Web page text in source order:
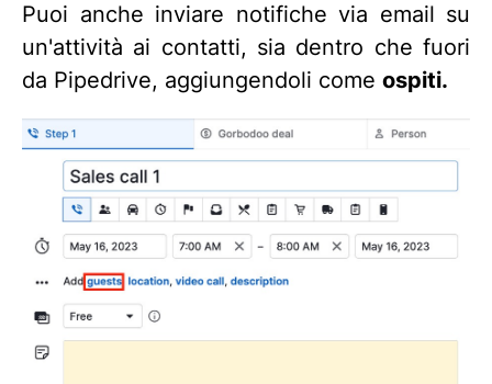
Puoi anche inviare notifiche via email su
un'attività ai contatti, sia dentro che fuori
da Pipedrive, aggiungendoli come ospiti.